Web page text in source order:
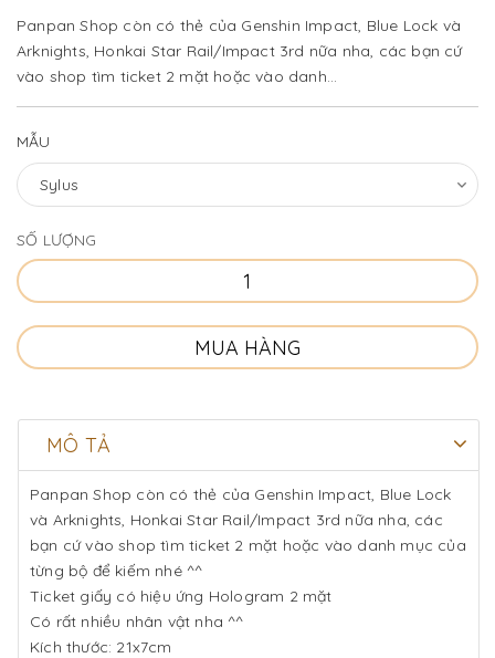
Panpan Shop còn có thẻ của Genshin Impact, Blue Lock và
Arknights, Honkai Star Rail/Impact 3rd nữa nha, các bạn cứ
vào shop tìm ticket 2 mặt hoặc vào danh...
MẪU
SỐ LƯỢNG
MUA HÀNG
MÔ TẢ
Panpan Shop còn có thẻ của Genshin Impact, Blue Lock
và Arknights, Honkai Star Rail/Impact 3rd nữa nha, các
bạn cứ vào shop tìm ticket 2 mặt hoặc vào danh mục của
từng bộ để kiếm nhé ^^
Ticket giấy có hiệu ứng Hologram 2 mặt
Có rất nhiều nhân vật nha ^^
Kích thước: 21x7cm